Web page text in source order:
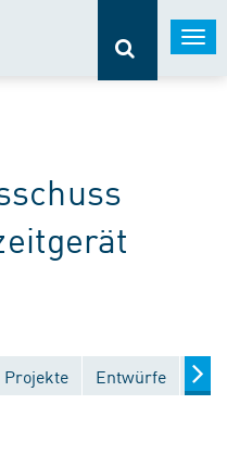
Projekte Entwürfe